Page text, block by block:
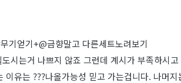
기얻기+@금향말고 다른세트노려보기
시는거 나쁘지 않죠 그런데 계시가 부족하시
이유는 ???나올가능성 믿고 가는겁니다. 나머